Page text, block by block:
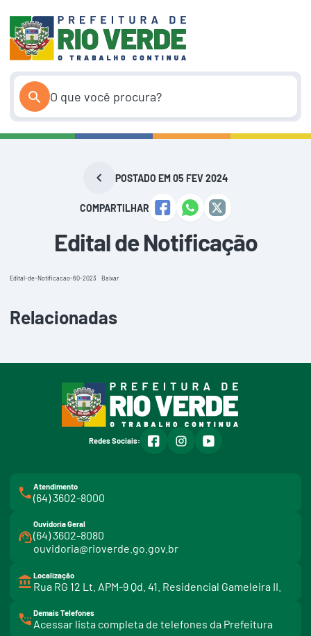
conteúdo
POSTADO EM 05 FEV 2024
COMPARTILHAR
Edital de Notificação
Edital-de-Notificacao-60-2023 Baixar
Relacionadas
Redes Sociais: facebookinstagramyoutube
Atendimento
(64) 3602-8000
Ouvidoria Geral
(64) 3602-8080
ouvidoria@rioverde.go.gov.br
Localização
Rua RG 12 Lt. APM-9 Qd. 41. Residencial Gameleira II.
Demais Telefones
Acessar lista completa de telefones da Prefeitura
i